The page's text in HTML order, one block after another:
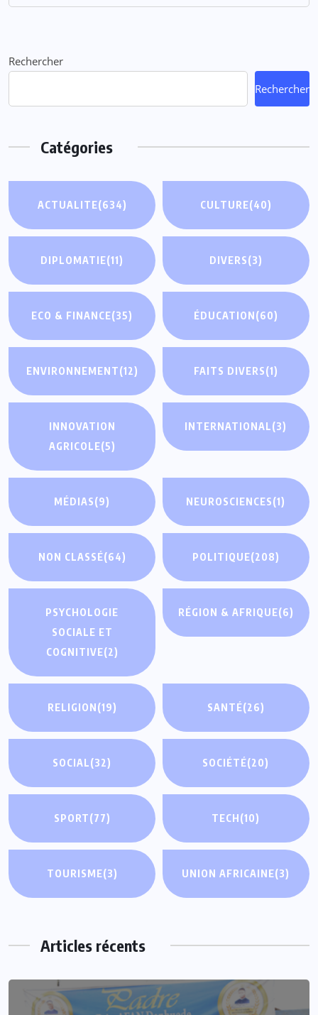
Rechercher
Rechercher
Catégories
ACTUALITE(634) CULTURE(40)
DIPLOMATIE(11) DIVERS(3)
ECO & FINANCE(35) ÉDUCATION(60)
ENVIRONNEMENT(12) FAITS DIVERS(1)
INNOVATION
AGRICOLE(5)
INTERNATIONAL(3)
MÉDIAS(9) NEUROSCIENCES(1)
NON CLASSÉ(64) POLITIQUE(208)
PSYCHOLOGIE
SOCIALE ET
COGNITIVE(2)
RÉGION & AFRIQUE(6)
RELIGION(19) SANTÉ(26)
SOCIAL(32) SOCIÉTÉ(20)
SPORT(77) TECH(10)
TOURISME(3) UNION AFRICAINE(3)
Articles récents